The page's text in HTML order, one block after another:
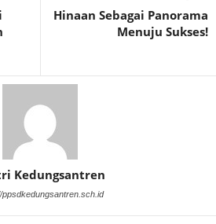
Hinaan Sebagai Panorama
Menuju Sukses!
Kedungsantren
ppsdkedungsantren.sch.id